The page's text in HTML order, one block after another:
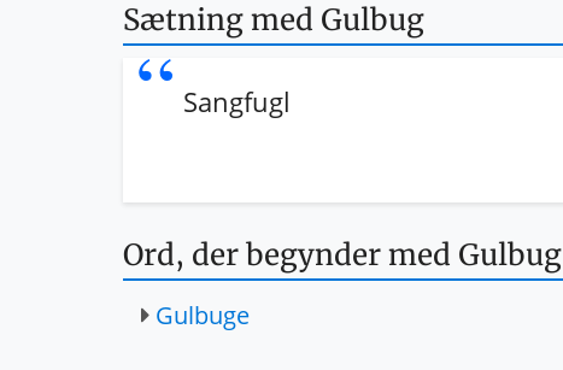
Sætning med Gulbug
Sangfugl
Ord, der begynder med Gulbug
Gulbuge